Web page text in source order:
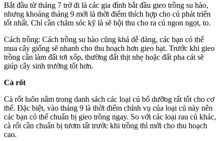
Bắt đầu từ tháng 7 trở đi là các gia đình bắt đầu gieo trồng su hào,
nhưng khoảng tháng 9 mới là thời điểm thích hợp cho củ phát triển
tốt nhất. Chỉ cần chăm sóc kỹ là sẽ bội thu cho ra củ ngon ngọt, to.
Cách trồng: Cách trồng su hào cũng khá dễ dàng, các bạn có thể
mua cây giống sẽ nhanh cho thu hoạch hơn gieo hạt. Trước khi gieo
trồng cần làm đất tơi xốp, thường đất thịt nhẹ hoặc đất pha cát sẽ
giúp cây sinh trưởng tốt hơn.
Cà rốt
Cà rốt luôn nằm trong danh sách các loại củ bổ dưỡng rất tốt cho cơ
thể. Đặc biệt, vào tháng 9 là thời điểm chính vụ của loại củ này nên
các bạn có thể chuẩn bị gieo trồng ngay. So với các loại rau củ khác,
cà rốt cần chuẩn bị tươm tất trước khi trồng thì mới cho thu hoạch
cao.